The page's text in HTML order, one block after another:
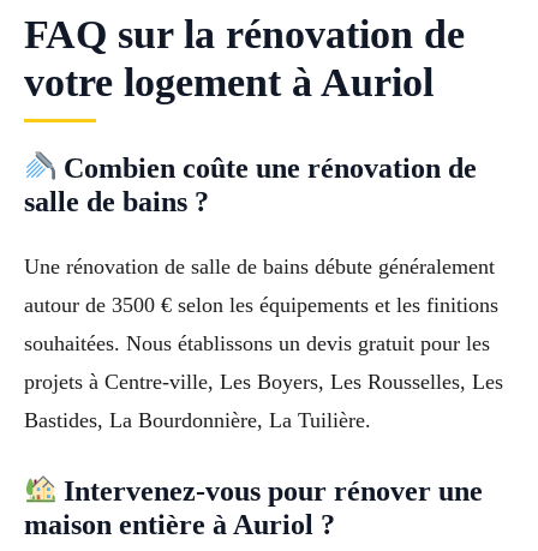
FAQ sur la rénovation de
votre logement à Auriol
Combien coûte une rénovation de
salle de bains ?
Une rénovation de salle de bains débute généralement
autour de 3500 € selon les équipements et les finitions
souhaitées. Nous établissons un devis gratuit pour les
projets à Centre-ville, Les Boyers, Les Rousselles, Les
Bastides, La Bourdonnière, La Tuilière.
Intervenez-vous pour rénover une
maison entière à Auriol ?